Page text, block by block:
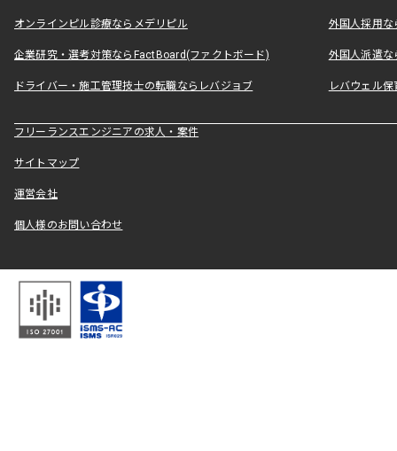
オンラインピル診療ならメデリピル 外国人採用
企業研究・選考対策ならFactBoard(ファクトボード) 外国人派遣な
ドライバー・施工管理技士の転職ならレバジョブ レバウェル
フリーランスエンジニアの求人・案件
サイトマップ
運営会社
個人様のお問い合わせ